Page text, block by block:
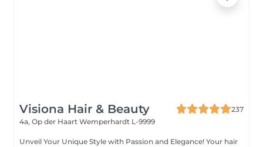
Visiona Hair & Beauty
237
4a, Op der Haart Wemperhardt L-9999
Unveil Your Unique Style with Passion and Elegance! Your hair